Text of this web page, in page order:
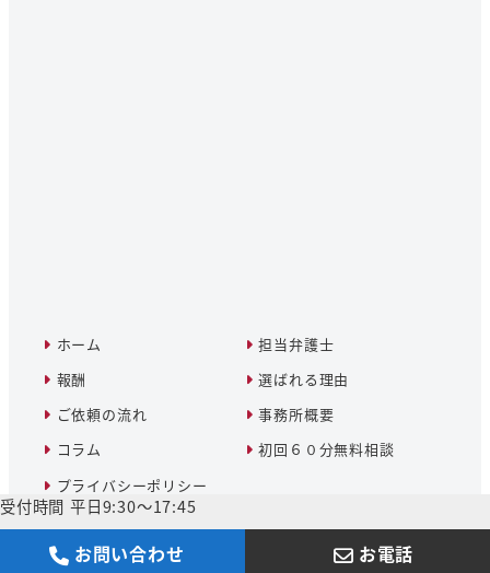
ホーム
担当弁護士
報酬
選ばれる理由
ご依頼の流れ
事務所概要
コラム
初回６０分無料相談
プライバシーポリシー
受付時間 平日9:30～17:45
お問い合わせ お電話